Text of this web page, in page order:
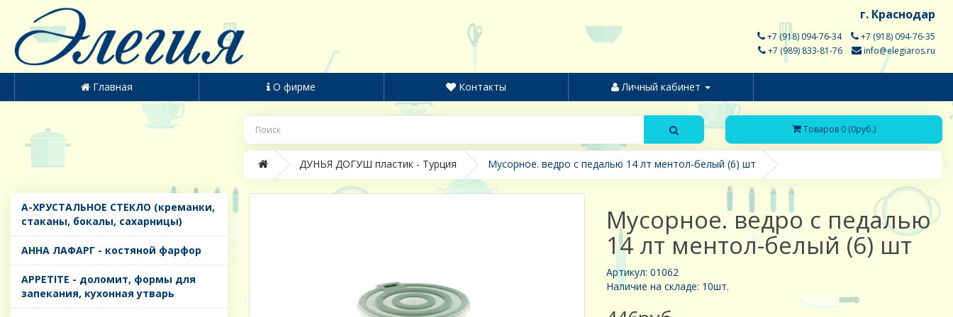
г. Краснодар
+7 (918) 094-76-34
+7 (918) 094-76-35
+7 (989) 833-81-76
info@elegiaros.ru
Главная О фирме Контакты Личный кабинет
Товаров 0 (0руб.)
ДУНЬЯ ДОГУШ пластик - Турция Мусорное. ведро с педалью 14 лт ментол-белый (6) шт
A-ХРУСТАЛЬНОЕ СТЕКЛО (креманки,
стаканы, бокалы, сахарницы)
AHHA ЛАФАРГ - костяной фарфор
APPETITE - доломит, формы для
запекания, кухонная утварь
Мусорное. ведро с педалью
14 лт ментол-белый (6) шт
Артикул: 01062
Наличие на складе: 10шт.